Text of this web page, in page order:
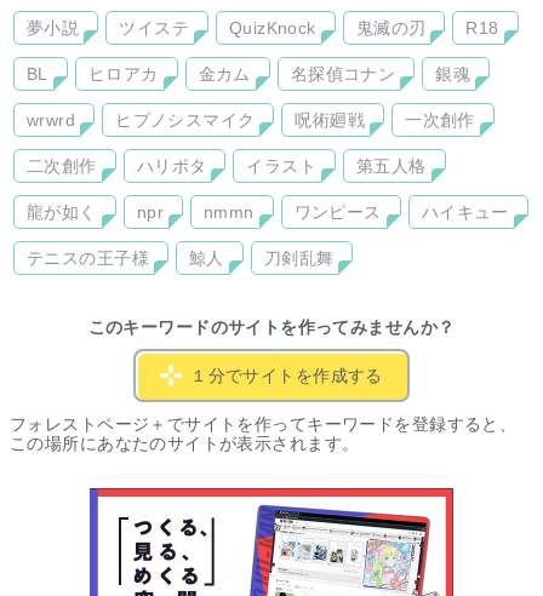
夢小説 ツイステ QuizKnock 鬼滅の刃 R18
BL ヒロアカ 金カム 名探偵コナン 銀魂
wrwrd ヒプノシスマイク 呪術廻戦 一次創作
二次創作 ハリポタ イラスト 第五人格
龍が如く npr nmmn ワンピース ハイキュー
テニスの王子様 鯨人 刀剣乱舞
このキーワードのサイトを作ってみませんか？
１分でサイトを作成する
フォレストページ＋でサイトを作ってキーワードを登録すると、
この場所にあなたのサイトが表示されます。